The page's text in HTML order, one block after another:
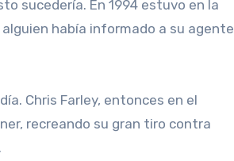
había informado a su agente
Chris Farley, entonces en el
recreando su gran tiro contra